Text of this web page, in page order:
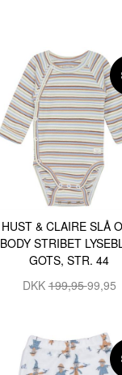
HUST & CLAIRE SLÅ
BODY STRIBET
GOTS, STR. 44
DKK199,9599,95